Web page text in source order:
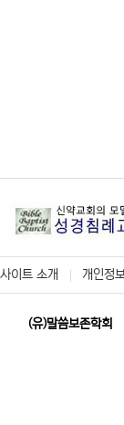
사이트 소개 개인정
(유)말씀보존학회